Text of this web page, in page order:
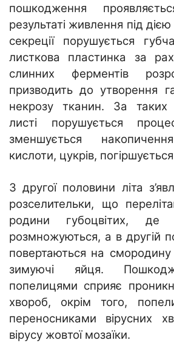
пошкодження
результаті живлення під
секреції порушується
листкова пластинка за
слинних ферментів
призводить до утворення
некрозу тканин. За
листі порушується
зменшується
кислоти, цукрів, погіршується
З другої половини літа
розселительки, що
родини губоцвітих, де
розмножуються, а в другій
повертаються на смородину
зимуючі яйця.
попелицями сприяє
хвороб, окрім того,
переносниками вірусних
вірусу жовтої мозаїки.